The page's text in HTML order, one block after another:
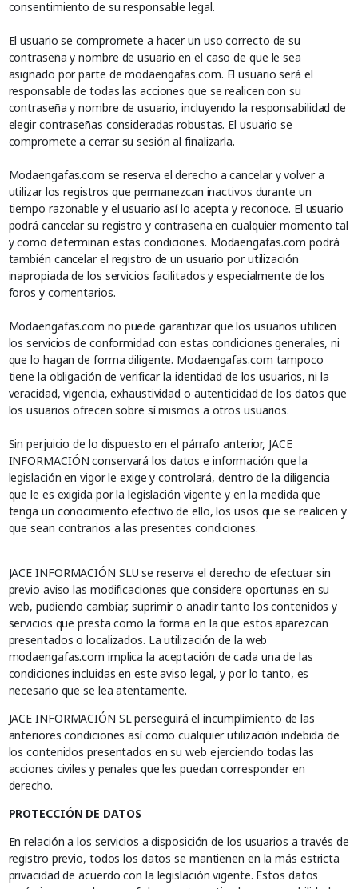
consentimiento de su responsable legal.
El usuario se compromete a hacer un uso correcto de su
contraseña y nombre de usuario en el caso de que le sea
asignado por parte de modaengafas.com. El usuario será el
responsable de todas las acciones que se realicen con su
contraseña y nombre de usuario, incluyendo la responsabilidad de
elegir contraseñas consideradas robustas. El usuario se
compromete a cerrar su sesión al finalizarla.
Modaengafas.com se reserva el derecho a cancelar y volver a
utilizar los registros que permanezcan inactivos durante un
tiempo razonable y el usuario así lo acepta y reconoce. El usuario
podrá cancelar su registro y contraseña en cualquier momento tal
y como determinan estas condiciones. Modaengafas.com podrá
también cancelar el registro de un usuario por utilización
inapropiada de los servicios facilitados y especialmente de los
foros y comentarios.
Modaengafas.com no puede garantizar que los usuarios utilicen
los servicios de conformidad con estas condiciones generales, ni
que lo hagan de forma diligente. Modaengafas.com tampoco
tiene la obligación de verificar la identidad de los usuarios, ni la
veracidad, vigencia, exhaustividad o autenticidad de los datos que
los usuarios ofrecen sobre sí mismos a otros usuarios.
Sin perjuicio de lo dispuesto en el párrafo anterior, JACE
INFORMACIÓN conservará los datos e información que la
legislación en vigor le exige y controlará, dentro de la diligencia
que le es exigida por la legislación vigente y en la medida que
tenga un conocimiento efectivo de ello, los usos que se realicen y
que sean contrarios a las presentes condiciones.
JACE INFORMACIÓN SLU se reserva el derecho de efectuar sin
previo aviso las modificaciones que considere oportunas en su
web, pudiendo cambiar, suprimir o añadir tanto los contenidos y
servicios que presta como la forma en la que estos aparezcan
presentados o localizados. La utilización de la web
modaengafas.com implica la aceptación de cada una de las
condiciones incluidas en este aviso legal, y por lo tanto, es
necesario que se lea atentamente.
JACE INFORMACIÓN SL perseguirá el incumplimiento de las
anteriores condiciones así como cualquier utilización indebida de
los contenidos presentados en su web ejerciendo todas las
acciones civiles y penales que les puedan corresponder en
derecho.
PROTECCIÓN DE DATOS
En relación a los servicios a disposición de los usuarios a través de
registro previo, todos los datos se mantienen en la más estricta
privacidad de acuerdo con la legislación vigente. Estos datos